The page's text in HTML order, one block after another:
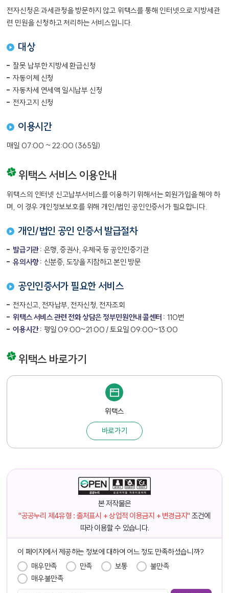
전자신청은 과세관청을 방문하지 않고 위택스를 통해 인터넷으로 지방세관
련 민원을 신청하고 처리하는 서비스입니다.
대상
잘못 납부한 지방세 환급신청
자동이체 신청
자동차세 연세액 일시납부 신청
전자고지 신청
이용시간
매일 07:00 ~ 22:00 (365일)
위택스 서비스 이용안내
위택스의 인터넷 신고납부서비스를 이용하기 위해서는 회원가입을 해야 하
며, 이 경우 개인정보보호를 위해 개인/법인 공인인증서가 필요합니다.
개인/법인 공인 인증서 발급절차
발급기관 : 은행, 증권사, 우체국 등 공인인증기관
유의사항 : 신분증, 도장을 지참하고 본인 방문
공인인증서가 필요한 서비스
전자신고, 전자납부, 전자신청, 전자조회
위택스 서비스 관련 전화 상담은 정부민원안내 콜센터 : 110번
이용시간 : 평일 09:00~21:00 / 토요일 09:00~13:00
위택스 바로가기
위택스
바로가기
본 저작물은
"공공누리 제4유형 : 출처표시 + 상업적 이용금지 + 변경금지" 조건에
따라 이용할 수 있습니다.
이 페이지에서 제공하는 정보에 대하여 어느 정도 만족하셨습니까?
매우만족 만족 보통
불만족
매우불만족